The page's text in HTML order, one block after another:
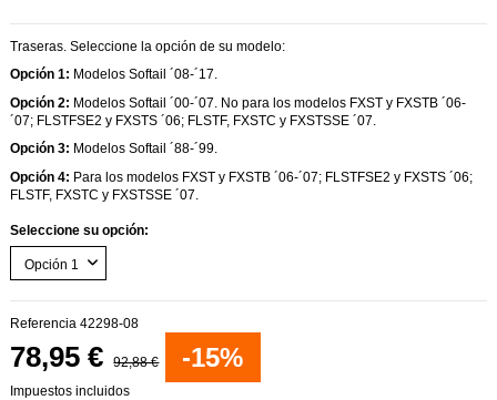
Traseras. Seleccione la opción de su modelo:
Opción 1: Modelos Softail ´08-´17.
Opción 2: Modelos Softail ´00-´07. No para los modelos FXST y FXSTB ´06-
´07; FLSTFSE2 y FXSTS ´06; FLSTF, FXSTC y FXSTSSE ´07.
Opción 3: Modelos Softail ´88-´99.
Opción 4: Para los modelos FXST y FXSTB ´06-´07; FLSTFSE2 y FXSTS ´06;
FLSTF, FXSTC y FXSTSSE ´07.
Seleccione su opción:
Referencia 42298-08
78,95 € 92,88 € -15%
Impuestos incluidos